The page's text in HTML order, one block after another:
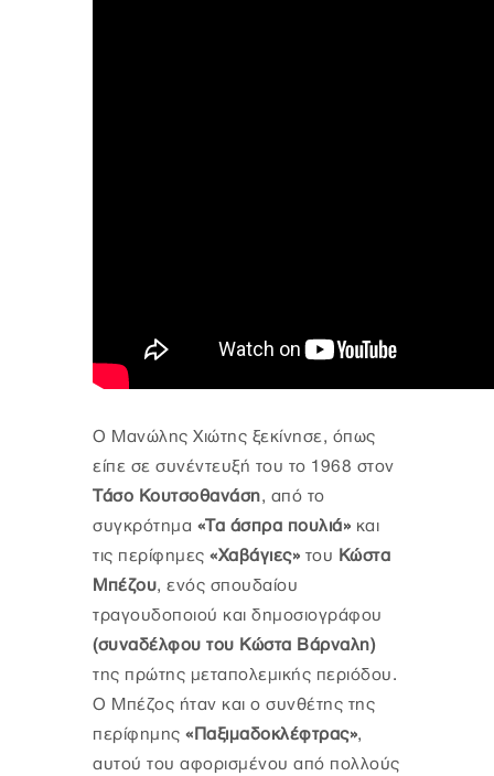
Ο Μανώλης Χιώτης ξεκίνησε, όπως
είπε σε συνέντευξή του το 1968 στον
Τάσο Κουτσοθανάση, από το
συγκρότημα «Τα άσπρα πουλιά» και
τις περίφημες «Χαβάγιες» του Κώστα
Μπέζου, ενός σπουδαίου
τραγουδοποιού και δημοσιογράφου
(συναδέλφου του Κώστα Βάρναλη)
της πρώτης μεταπολεμικής περιόδου.
Ο Μπέζος ήταν και ο συνθέτης της
περίφημης «Παξιμαδοκλέφτρας»,
αυτού του αφορισμένου από πολλούς